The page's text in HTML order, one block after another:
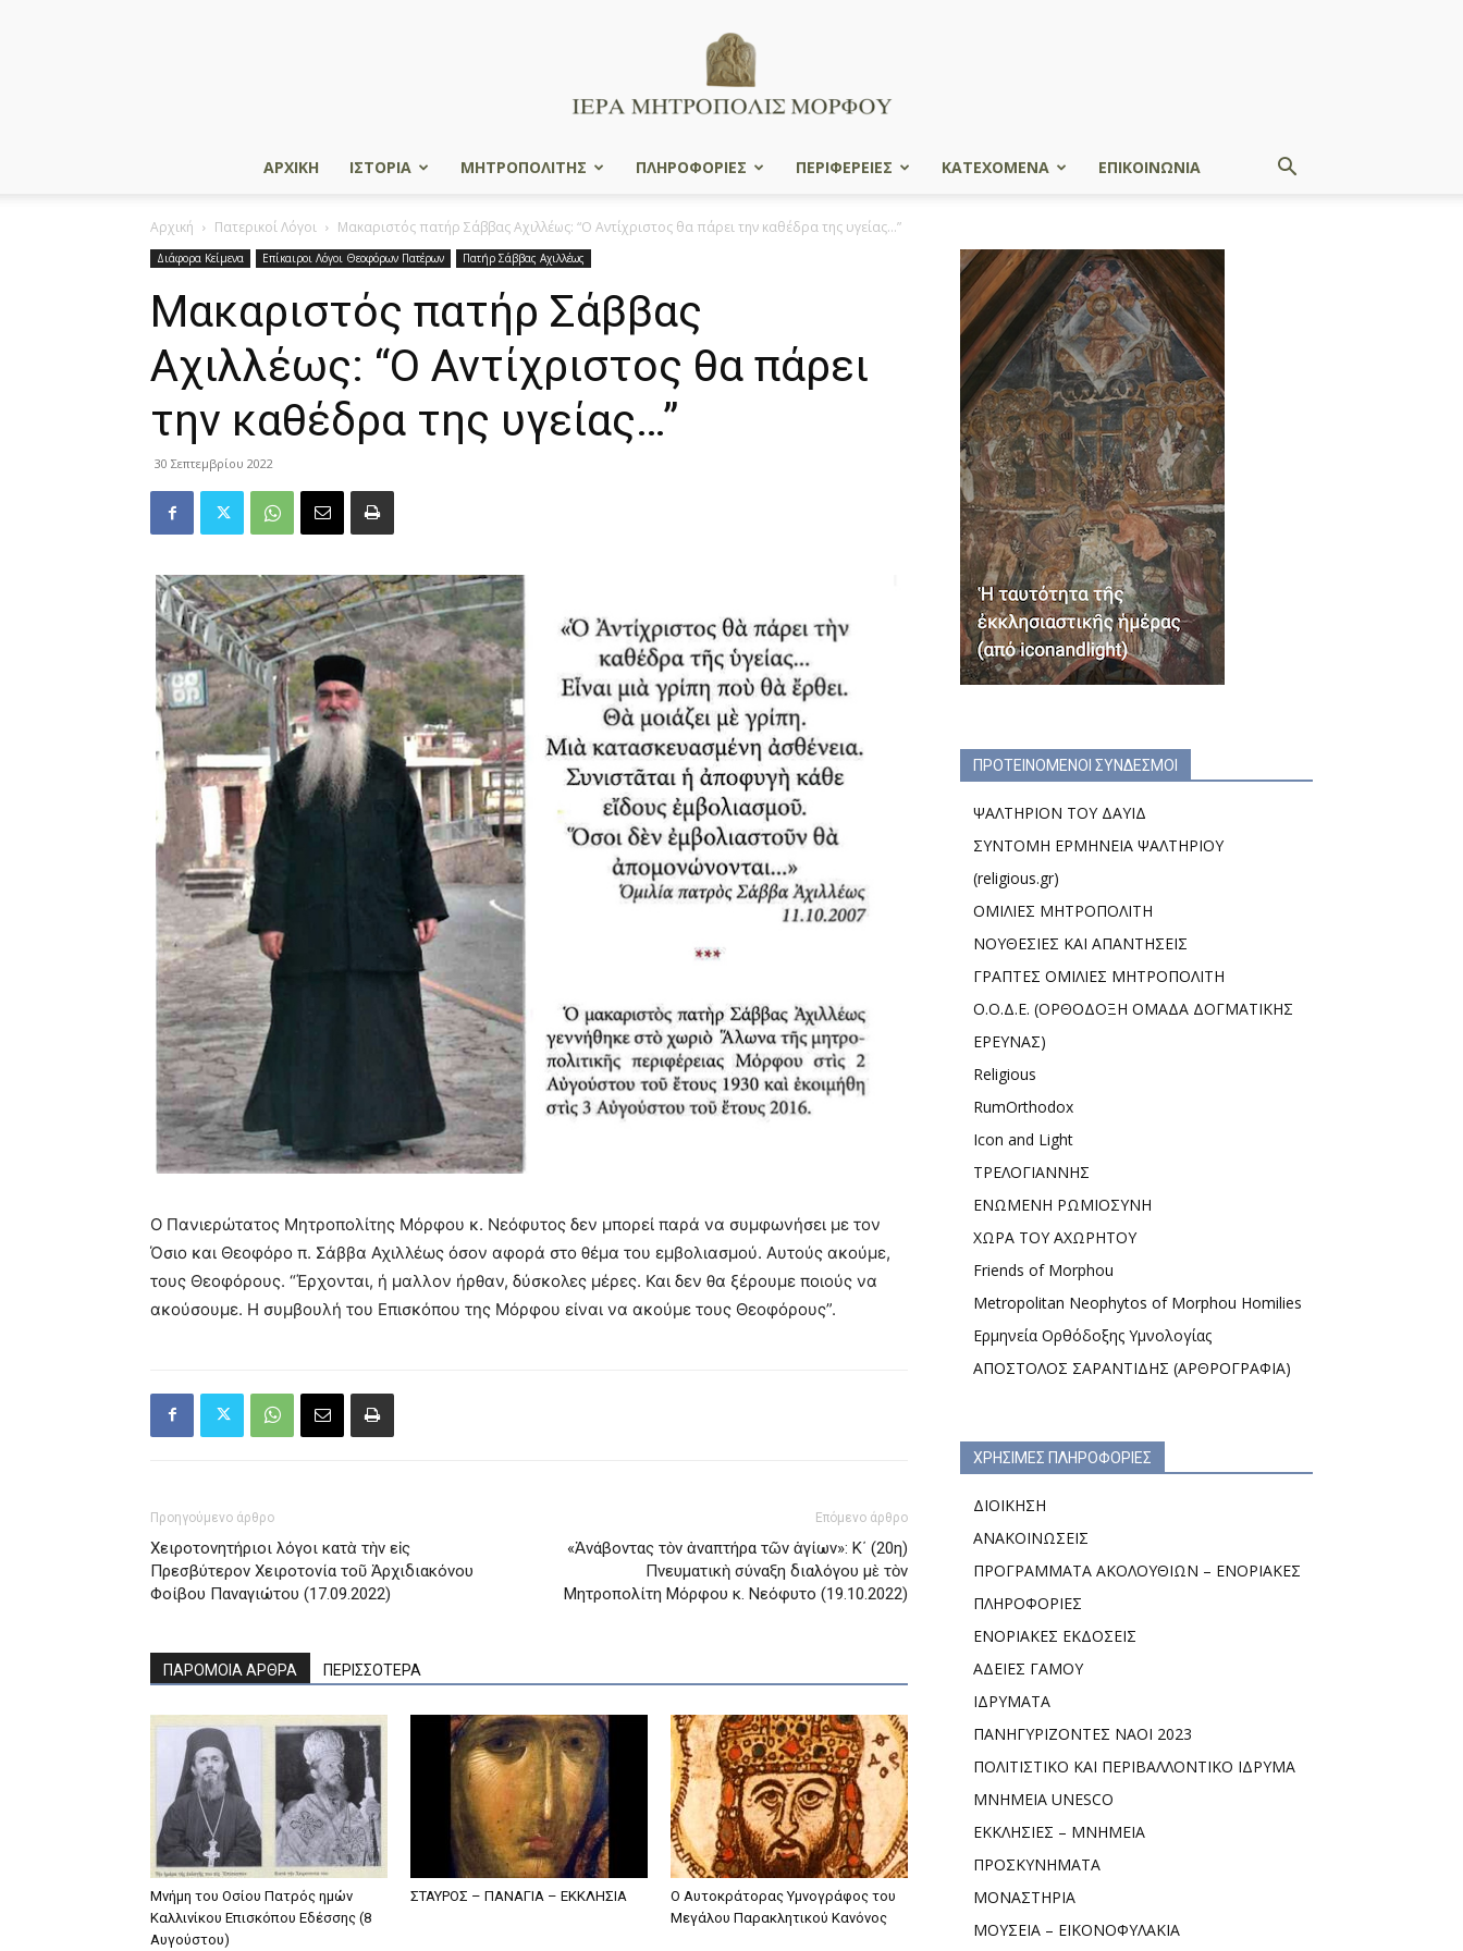
ΑΡΧΙΚΗ ΙΣΤΟΡΙΑ ΜΗΤΡΟΠΟΛΙΤΗΣ ΠΛΗΡΟΦΟΡΙΕΣ ΠΕΡΙΦΕΡΕΙΕΣ ΚΑΤΕΧΟΜΕΝΑ ΕΠΙΚΟΙΝΩΝΙΑ
Αρχική Πατερικοί Λόγοι Μακαριστός πατήρ Σάββας Αχιλλέως: “Ο Αντίχριστος θα πάρει την καθέδρα της υγείας…”
Διάφορα Κείμενα Επίκαιροι Λόγοι Θεοφόρων Πατέρων Πατήρ Σάββας Αχιλλέως
Μακαριστός πατήρ Σάββας
Αχιλλέως: “Ο Αντίχριστος θα πάρει
την καθέδρα της υγείας…”
30 Σεπτεμβρίου 2022
Ο Πανιερώτατος Μητροπολίτης Μόρφου κ. Νεόφυτος δεν μπορεί παρά να συμφωνήσει με τον
Όσιο και Θεοφόρο π. Σάββα Αχιλλέως όσον αφορά στο θέμα του εμβολιασμού. Αυτούς ακούμε,
τους Θεοφόρους. “Έρχονται, ή μαλλον ήρθαν, δύσκολες μέρες. Και δεν θα ξέρουμε ποιούς να
ακούσουμε. Η συμβουλή του Επισκόπου της Μόρφου είναι να ακούμε τους Θεοφόρους”.
Προηγούμενο άρθρο
Χειροτονητήριοι λόγοι κατὰ τὴν εἰς
Πρεσβύτερον Χειροτονία τοῦ Ἀρχιδιακόνου
Φοίβου Παναγιώτου (17.09.2022)
Επόμενο άρθρο
«Ἀνάβοντας τὸν ἀναπτήρα τῶν ἁγίων»: Κ΄ (20η)
Πνευματικὴ σύναξη διαλόγου μὲ τὸν
Μητροπολίτη Μόρφου κ. Νεόφυτo (19.10.2022)
ΠΑΡΟΜΟΙΑ ΑΡΘΡΑ ΠΕΡΙΣΣΟΤΕΡΑ
Μνήμη του Οσίου Πατρός ημών
Καλλινίκου Επισκόπου Εδέσσης (8
Αυγούστου)
ΣΤΑΥΡΟΣ – ΠΑΝΑΓΙΑ – ΕΚΚΛΗΣΙΑ
Ο Αυτοκράτορας Υμνογράφος του
Μεγάλου Παρακλητικού Κανόνος
ΠΡΟΤΕΙΝΟΜΕΝΟΙ ΣΥΝΔΕΣΜΟΙ
ΨΑΛΤΗΡΙΟΝ ΤΟΥ ΔΑΥΙΔ
ΣΥΝΤΟΜΗ ΕΡΜΗΝΕΙΑ ΨΑΛΤΗΡΙΟΥ
(religious.gr)
ΟΜΙΛΙΕΣ ΜΗΤΡΟΠΟΛΙΤΗ
ΝΟΥΘΕΣΙΕΣ ΚΑΙ ΑΠΑΝΤΗΣΕΙΣ
ΓΡΑΠΤΕΣ ΟΜΙΛΙΕΣ ΜΗΤΡΟΠΟΛΙΤΗ
Ο.Ο.Δ.Ε. (ΟΡΘΟΔΟΞΗ ΟΜΑΔΑ ΔΟΓΜΑΤΙΚΗΣ
ΕΡΕΥΝΑΣ)
Religious
RumOrthodox
Icon and Light
ΤΡΕΛΟΓΙΑΝΝΗΣ
ΕΝΩΜΕΝΗ ΡΩΜΙΟΣΥΝΗ
ΧΩΡΑ ΤΟΥ ΑΧΩΡΗΤΟΥ
Friends of Morphou
Metropolitan Neophytos of Morphou Homilies
Ερμηνεία Ορθόδοξης Υμνολογίας
ΑΠΟΣΤΟΛΟΣ ΣΑΡΑΝΤΙΔΗΣ (ΑΡΘΡΟΓΡΑΦΙΑ)
ΧΡΗΣΙΜΕΣ ΠΛΗΡΟΦΟΡΙΕΣ
ΔΙΟΙΚΗΣΗ
ΑΝΑΚΟΙΝΩΣΕΙΣ
ΠΡΟΓΡΑΜΜΑΤΑ ΑΚΟΛΟΥΘΙΩΝ – ΕΝΟΡΙΑΚΕΣ
ΠΛΗΡΟΦΟΡΙΕΣ
ΕΝΟΡΙΑΚΕΣ ΕΚΔΟΣΕΙΣ
ΑΔΕΙΕΣ ΓΑΜΟΥ
ΙΔΡΥΜΑΤΑ
ΠΑΝΗΓΥΡΙΖΟΝΤΕΣ ΝΑΟΙ 2023
ΠΟΛΙΤΙΣΤΙΚΟ ΚΑΙ ΠΕΡΙΒΑΛΛΟΝΤΙΚΟ ΙΔΡΥΜΑ
ΜΝΗΜΕΙΑ UNESCO
ΕΚΚΛΗΣΙΕΣ – ΜΝΗΜΕΙΑ
ΠΡΟΣΚΥΝΗΜΑΤΑ
ΜΟΝΑΣΤΗΡΙΑ
ΜΟΥΣΕΙΑ – ΕΙΚΟΝΟΦΥΛΑΚΙΑ